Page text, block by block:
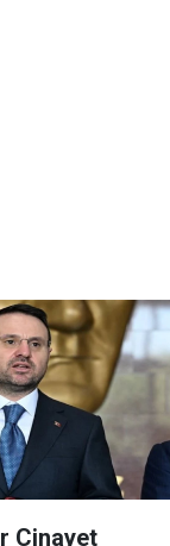
Cinayet